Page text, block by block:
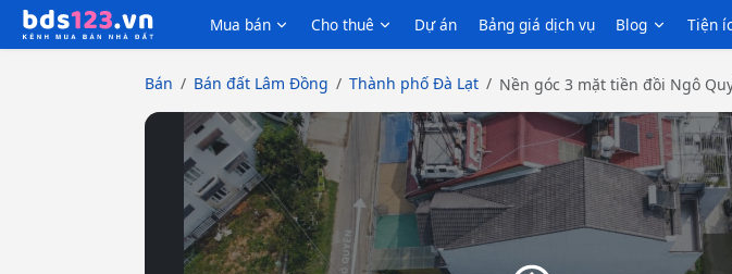
Mua bán Cho thuê Dự án Bảng giá dịch vụ Blog Tiện
Bán Bán đất Lâm Đồng Thành phố Đà Lạt Nền góc 3 mặt tiền đồi Ngô